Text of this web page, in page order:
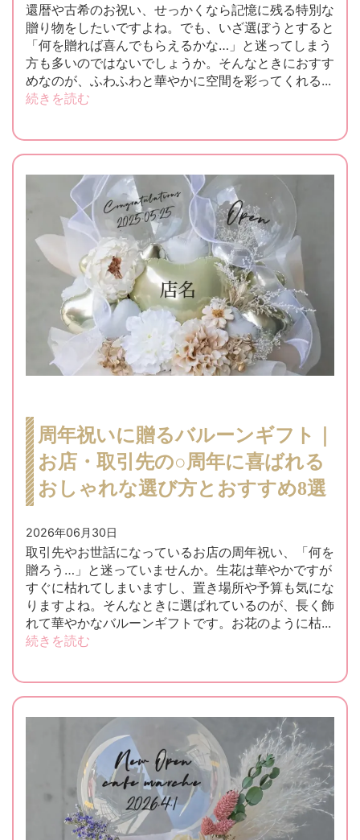
還暦や古希のお祝い、せっかくなら記憶に残る特別な
贈り物をしたいですよね。でも、いざ選ぼうとすると
「何を贈れば喜んでもらえるかな…」と迷ってしまう
方も多いのではないでしょうか。そんなときにおすす
めなのが、ふわふわと華やかに空間を彩ってくれる...
続きを読む
周年祝いに贈るバルーンギフト｜
お店・取引先の○周年に喜ばれる
おしゃれな選び方とおすすめ8選
2026年06月30日
取引先やお世話になっているお店の周年祝い、「何を
贈ろう…」と迷っていませんか。生花は華やかですが
すぐに枯れてしまいますし、置き場所や予算も気にな
りますよね。そんなときに選ばれているのが、長く飾
れて華やかなバルーンギフトです。お花のように枯...
続きを読む